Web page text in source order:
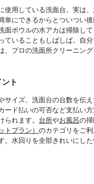
使用している洗面台。実は
単にできるからとついつい
面ボウルの水アカは掃除し
ていることもしばしば。自
、プロの洗面所クリーニン
ト
サイズ、洗面台の台数を伝
ード払いの可否など支払い
れます。 台所やお風呂の
プラン） のカテゴリをご
。水回りを全部きれいにし